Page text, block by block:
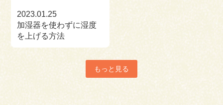
2023.01.25
加湿器を使わずに湿度
を上げる方法
もっと見る